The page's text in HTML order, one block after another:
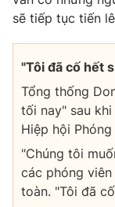
sẽ tiếp tục tiến
"Tôi đã cố hết
Tổng thống
tối nay" sau
Hiệp hội
"Chúng tôi
các phóng
toàn. "Tôi đã